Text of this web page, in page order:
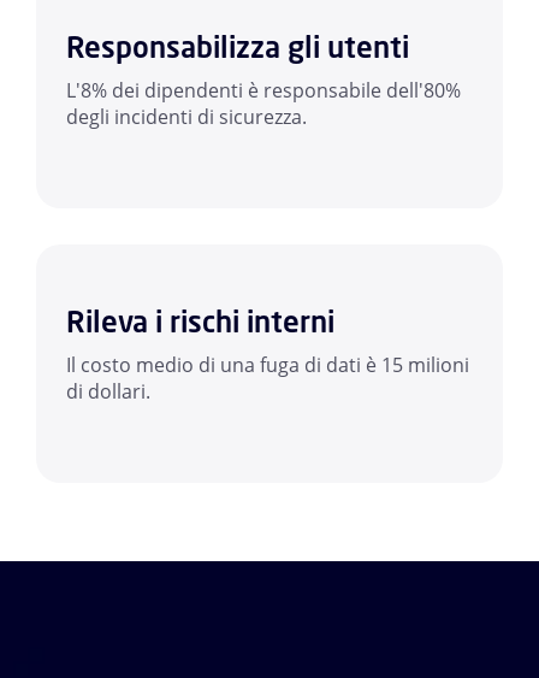
Responsabilizza gli utenti
L'8% dei dipendenti è responsabile dell'80%
degli incidenti di sicurezza.
Rileva i rischi interni
Il costo medio di una fuga di dati è 15 milioni
di dollari.